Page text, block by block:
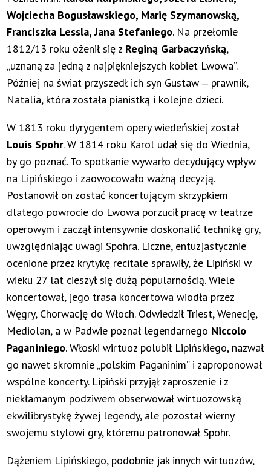
Wojciecha Bogusławskiego, Marię Szymanowską,
Franciszka Lessla, Jana Stefaniego. Na przełomie
1812/13 roku ożenił się z Reginą Garbaczyńską,
„uznaną za jedną z najpiękniejszych kobiet Lwowa”.
Później na świat przyszedł ich syn Gustaw ‒ prawnik,
Natalia, która została pianistką i kolejne dzieci.
W 1813 roku dyrygentem opery wiedeńskiej został
Louis Spohr. W 1814 roku Karol udał się do Wiednia,
by go poznać. To spotkanie wywarło decydujący wpływ
na Lipińskiego i zaowocowało ważną decyzją.
Postanowił on zostać koncertującym skrzypkiem
dlatego powrocie do Lwowa porzucił pracę w teatrze
operowym i zaczął intensywnie doskonalić technikę gry,
uwzględniając uwagi Spohra. Liczne, entuzjastycznie
ocenione przez krytykę recitale sprawiły, że Lipiński w
wieku 27 lat cieszył się dużą popularnością. Wiele
koncertował, jego trasa koncertowa wiodła przez
Węgry, Chorwację do Włoch. Odwiedził Triest, Wenecję,
Mediolan, a w Padwie poznał legendarnego Niccolo
Paganiniego. Włoski wirtuoz polubił Lipińskiego, nazwał
go nawet skromnie „polskim Paganinim” i zaproponował
wspólne koncerty. Lipiński przyjął zaproszenie i z
niekłamanym podziwem obserwował wirtuozowską
ekwilibrystykę żywej legendy, ale pozostał wierny
swojemu stylowi gry, któremu patronował Spohr.
Dążeniem Lipińskiego, podobnie jak innych wirtuozów,